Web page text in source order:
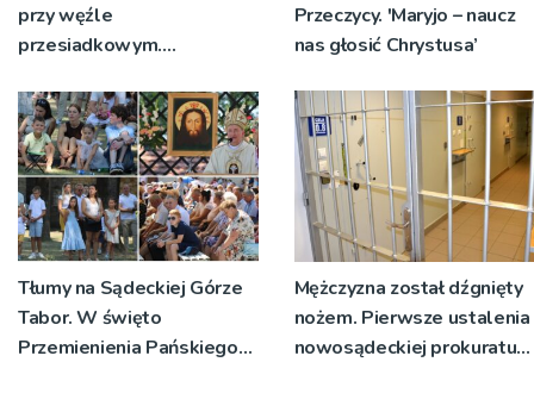
przy węźle
przesiadkowym.
miejsc
Przeczycy. 'Maryjo – naucz
nas głosić Chrystusa’
Tłumy na Sądeckiej Górze
Tabor. W święto
Przemienienia Pańskiego
Mężczyzna został dźgnięty
nożem. Pierwsze ustalenia
nowosądeckiej prokuratury